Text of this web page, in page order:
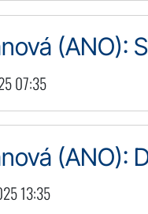
(ANO):
07:35
(ANO):
13:35